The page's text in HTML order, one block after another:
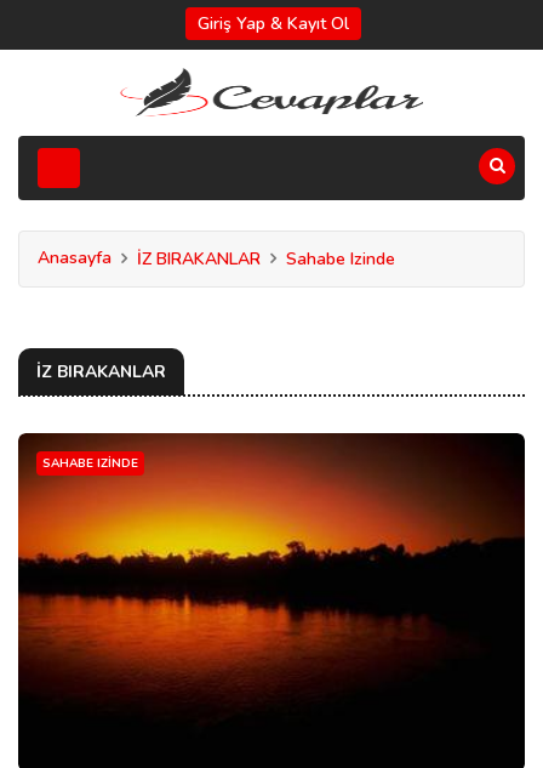
Giriş Yap & Kayıt Ol
Anasayfa İZ BIRAKANLAR Sahabe Izinde
İZ BIRAKANLAR
SAHABE IZINDE